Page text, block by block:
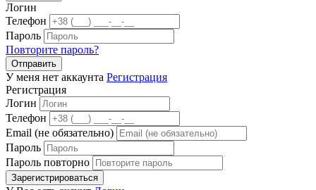
Логин
Телефон
Пароль
Повторите пароль?
Отправить
У меня нет аккаунта Регистрация
Регистрация
Логин
Телефон
Email (не обязательно)
Пароль
Пароль повторно
Зарегистрироваться